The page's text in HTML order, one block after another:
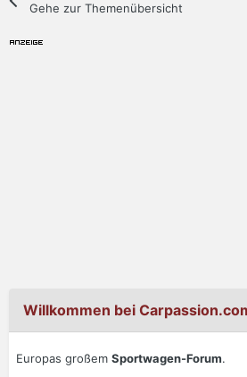
Gehe zur Themenübersicht
Willkommen bei
Europas großem Sportwagen-Forum.